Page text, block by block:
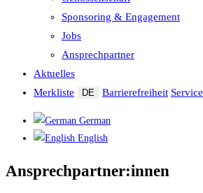
Sponsoring & Engagement
Jobs
Ansprechpartner
Aktuelles
Merkliste
DE Barrierefreiheit Service
German
English
Ansprechpartner:innen